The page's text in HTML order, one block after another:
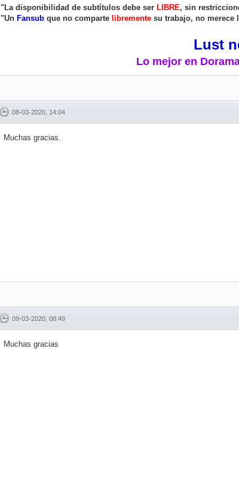
"La disponibilidad de subtítulos debe ser LIBRE, sin
"Un Fansub que no comparte libremente su trabajo, no merece
Lust
Lo mejor en
08-03-2020, 14:04
Muchas gracias.
09-03-2020, 08:49
Muchas gracias